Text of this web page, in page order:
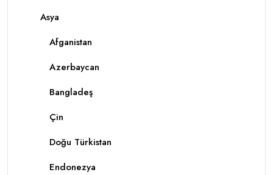
Asya
Afganistan
Azerbaycan
Bangladeş
Çin
Doğu Türkistan
Endonezya